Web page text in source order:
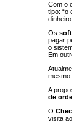
Com o
tipo: “o
Os
pagar
o
Em
mesmo
A
de
O
visita